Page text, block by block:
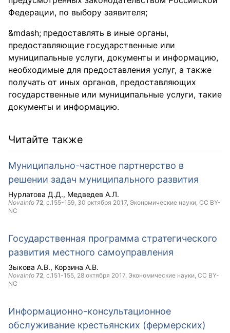
Федерации, по выбору заявителя;
предоставлять в иные органы,
предоставляющие государственные или
муниципальные услуги, документы и информацию,
необходимые для предоставления услуг, а также
получать от иных органов, предоставляющих
государственные или муниципальные услуги, такие
документы и информацию.
Читайте также
Муниципально-частное партнерство в
решении задач муниципального развития
Нурлатова Д.Д. Медведев А.Л.
NovaInfo 72, с.155-159, 30 октября 2017, Экономические науки, CC BY-
NC
Государственная программа стратегического
развития местного самоуправления
Зыкова А.В. Корзина А.В.
NovaInfo 72, с.151-155, 28 октября 2017, Экономические науки, CC BY-
NC
Информационно-консультационное
обслуживание крестьянских (фермерских)